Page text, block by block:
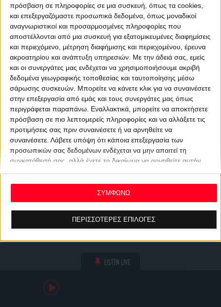
πρόσβαση σε πληροφορίες σε μια συσκευή, όπως τα cookies,
και επεξεργαζόμαστε προσωπικά δεδομένα, όπως μοναδικοί
αναγνωριστικοί και προσαρμοσμένες πληροφορίες που
αποστέλλονται από μια συσκευή για εξατομικευμένες διαφημίσεις
και περιεχόμενο, μέτρηση διαφήμισης και περιεχομένου, έρευνα
ακροατηρίου και ανάπτυξη υπηρεσιών. Με την άδειά σας, εμείς
και οι συνεργάτες μας ενδέχεται να χρησιμοποιήσουμε ακριβή
δεδομένα γεωγραφικής τοποθεσίας και ταυτοποίησης μέσω
σάρωσης συσκευών. Μπορείτε να κάνετε κλικ για να συναινέσετε
στην επεξεργασία από εμάς και τους συνεργάτες μας όπως
περιγράφεται παραπάνω. Εναλλακτικά, μπορείτε να αποκτήσετε
πρόσβαση σε πιο λεπτομερείς πληροφορίες και να αλλάξετε τις
προτιμήσεις σας πριν συναινέσετε ή να αρνηθείτε να
συναινέσετε. Λάβετε υπόψη ότι κάποια επεξεργασία των
προσωπικών σας δεδομένων ενδέχεται να μην απαιτεί τη
συγκατάθεσή σας, αλλά έχετε το δικαίωμα να αρνηθείτε αυτήν
ανακαλέσετε τη συγκατάθεσή σας ανά πάσα στιγμή
επιστρέφοντας σε αυτόν τον ιστότοπο και κάνοντας κλικ στο
κουμπί "Απορρήτου" στο κάτω μέρος της ιστοσελίδας.
ΠΕΡΙΣΣΟΤΕΡΕΣ ΕΠΙΛΟΓΕΣ
ΣΥΜΦΩΝΩ
LISTEN LIVE
About Offradio Business Class Terms & Conditions
Privacy Policy
Designed & developed byporcupine colors&Fotis Alexandrou